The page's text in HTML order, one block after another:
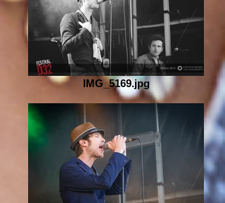
IMG_5169.jpg